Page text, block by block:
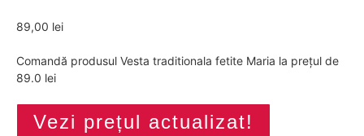
89,00 lei
Comandă produsul Vesta traditionala fetite Maria la prețul de
89.0 lei
Vezi prețul actualizat!